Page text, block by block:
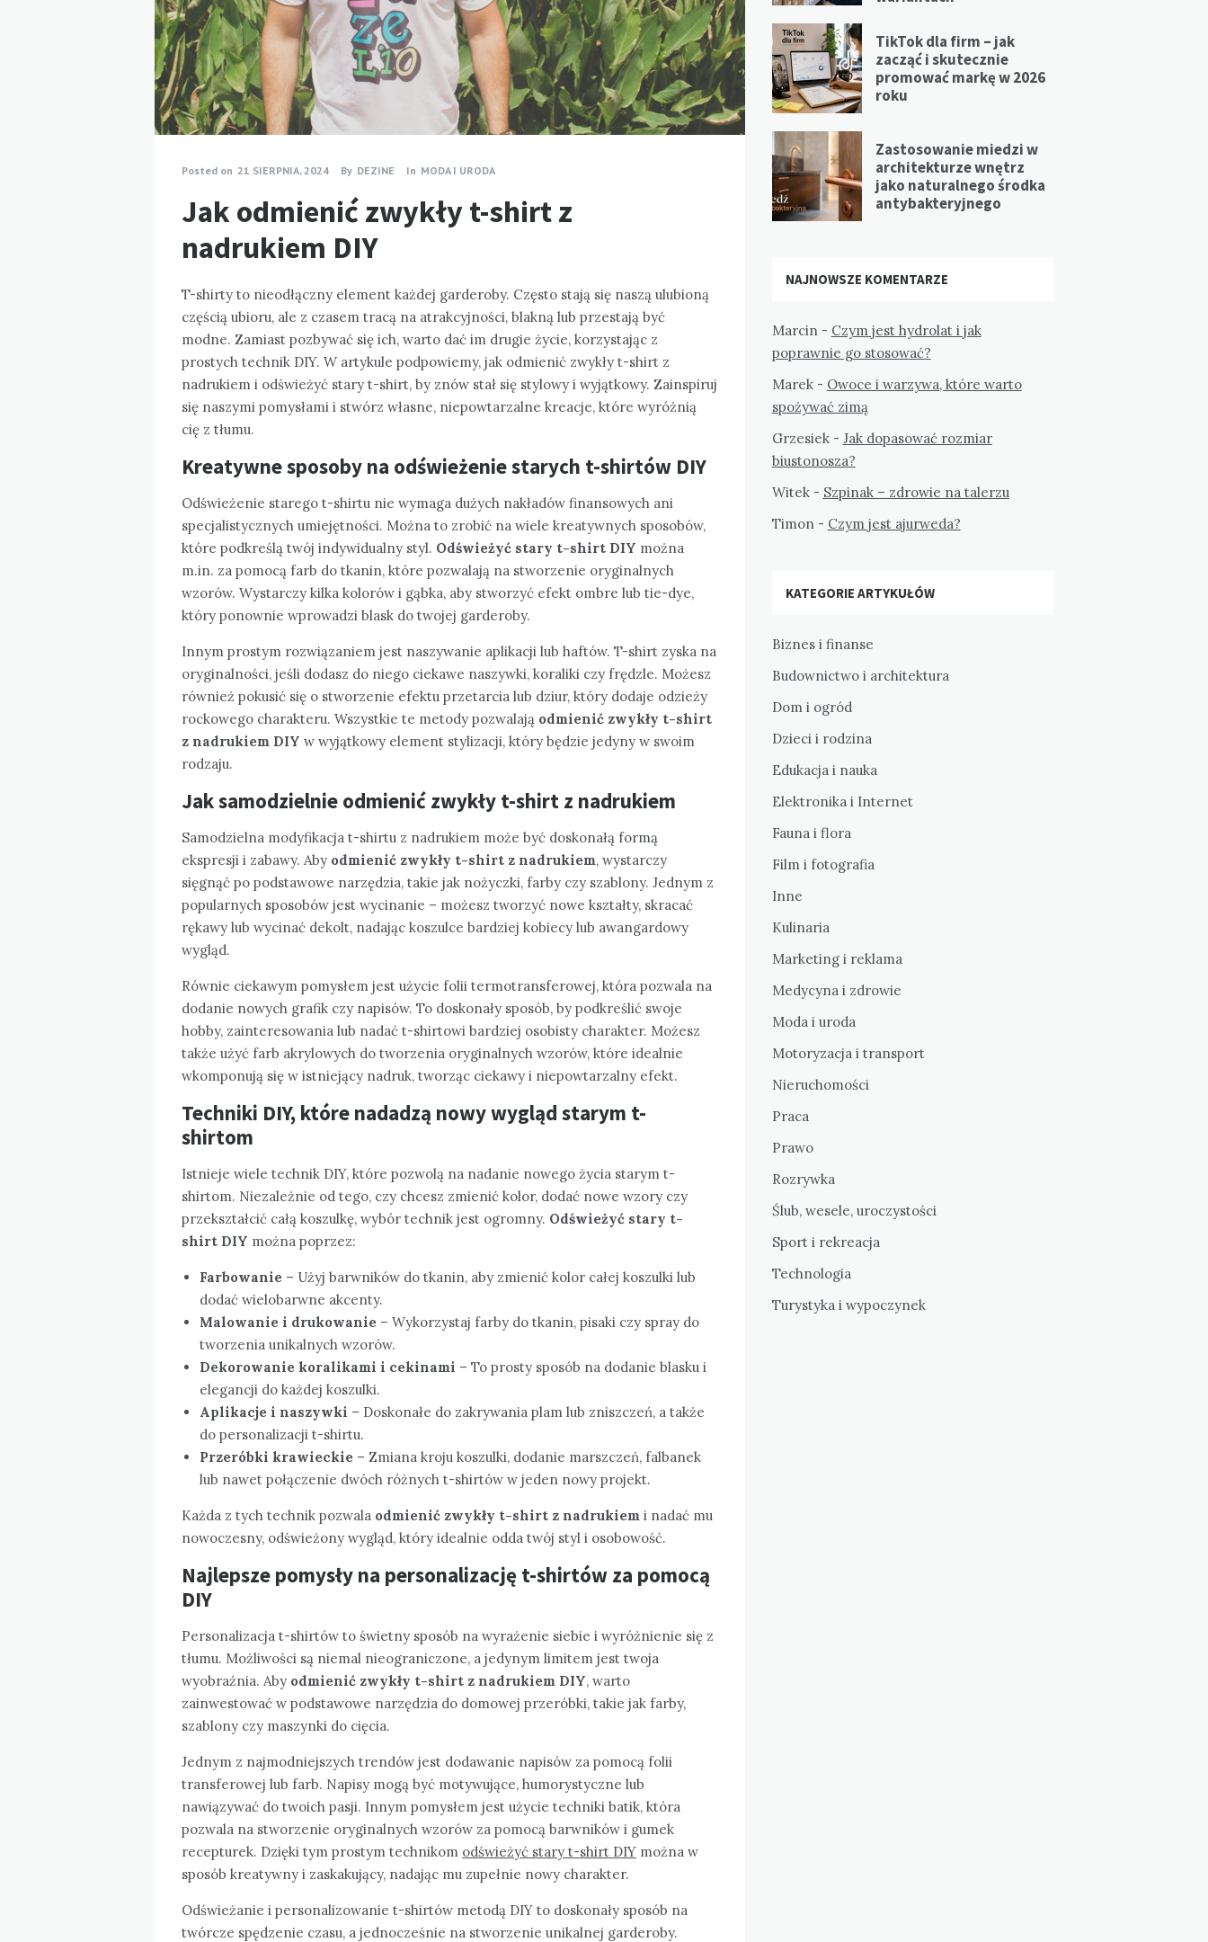
Posted on 21 SIERPNIA, 2024 By DEZINE In MODA I URODA
Jak odmienić zwykły t-shirt z
nadrukiem DIY
T-shirty to nieodłączny element każdej garderoby. Często stają się naszą ulubioną
częścią ubioru, ale z czasem tracą na atrakcyjności, blakną lub przestają być
modne. Zamiast pozbywać się ich, warto dać im drugie życie, korzystając z
prostych technik DIY. W artykule podpowiemy, jak odmienić zwykły t-shirt z
nadrukiem i odświeżyć stary t-shirt, by znów stał się stylowy i wyjątkowy. Zainspiruj
się naszymi pomysłami i stwórz własne, niepowtarzalne kreacje, które wyróżnią
cię z tłumu.
Kreatywne sposoby na odświeżenie starych t-shirtów DIY
Odświeżenie starego t-shirtu nie wymaga dużych nakładów finansowych ani
specjalistycznych umiejętności. Można to zrobić na wiele kreatywnych sposobów,
które podkreślą twój indywidualny styl. Odświeżyć stary t-shirt DIY można
m.in. za pomocą farb do tkanin, które pozwalają na stworzenie oryginalnych
wzorów. Wystarczy kilka kolorów i gąbka, aby stworzyć efekt ombre lub tie-dye,
który ponownie wprowadzi blask do twojej garderoby.
Innym prostym rozwiązaniem jest naszywanie aplikacji lub haftów. T-shirt zyska na
oryginalności, jeśli dodasz do niego ciekawe naszywki, koraliki czy frędzle. Możesz
również pokusić się o stworzenie efektu przetarcia lub dziur, który dodaje odzieży
rockowego charakteru. Wszystkie te metody pozwalają odmienić zwykły t-shirt
z nadrukiem DIY w wyjątkowy element stylizacji, który będzie jedyny w swoim
rodzaju.
Jak samodzielnie odmienić zwykły t-shirt z nadrukiem
Samodzielna modyfikacja t-shirtu z nadrukiem może być doskonałą formą
ekspresji i zabawy. Aby odmienić zwykły t-shirt z nadrukiem, wystarczy
sięgnąć po podstawowe narzędzia, takie jak nożyczki, farby czy szablony. Jednym z
popularnych sposobów jest wycinanie – możesz tworzyć nowe kształty, skracać
rękawy lub wycinać dekolt, nadając koszulce bardziej kobiecy lub awangardowy
wygląd.
Równie ciekawym pomysłem jest użycie folii termotransferowej, która pozwala na
dodanie nowych grafik czy napisów. To doskonały sposób, by podkreślić swoje
hobby, zainteresowania lub nadać t-shirtowi bardziej osobisty charakter. Możesz
także użyć farb akrylowych do tworzenia oryginalnych wzorów, które idealnie
wkomponują się w istniejący nadruk, tworząc ciekawy i niepowtarzalny efekt.
Techniki DIY, które nadadzą nowy wygląd starym t-
shirtom
Istnieje wiele technik DIY, które pozwolą na nadanie nowego życia starym t-
shirtom. Niezależnie od tego, czy chcesz zmienić kolor, dodać nowe wzory czy
przekształcić całą koszulkę, wybór technik jest ogromny. Odświeżyć stary t-
shirt DIY można poprzez:
Farbowanie – Użyj barwników do tkanin, aby zmienić kolor całej koszulki lub
dodać wielobarwne akcenty.
Malowanie i drukowanie – Wykorzystaj farby do tkanin, pisaki czy spray do
tworzenia unikalnych wzorów.
Dekorowanie koralikami i cekinami – To prosty sposób na dodanie blasku i
elegancji do każdej koszulki.
Aplikacje i naszywki – Doskonałe do zakrywania plam lub zniszczeń, a także
do personalizacji t-shirtu.
Przeróbki krawieckie – Zmiana kroju koszulki, dodanie marszczeń, falbanek
lub nawet połączenie dwóch różnych t-shirtów w jeden nowy projekt.
Każda z tych technik pozwala odmienić zwykły t-shirt z nadrukiem i nadać mu
nowoczesny, odświeżony wygląd, który idealnie odda twój styl i osobowość.
Najlepsze pomysły na personalizację t-shirtów za pomocą
DIY
Personalizacja t-shirtów to świetny sposób na wyrażenie siebie i wyróżnienie się z
tłumu. Możliwości są niemal nieograniczone, a jedynym limitem jest twoja
wyobraźnia. Aby odmienić zwykły t-shirt z nadrukiem DIY, warto
zainwestować w podstawowe narzędzia do domowej przeróbki, takie jak farby,
szablony czy maszynki do cięcia.
Jednym z najmodniejszych trendów jest dodawanie napisów za pomocą folii
transferowej lub farb. Napisy mogą być motywujące, humorystyczne lub
nawiązywać do twoich pasji. Innym pomysłem jest użycie techniki batik, która
pozwala na stworzenie oryginalnych wzorów za pomocą barwników i gumek
recepturek. Dzięki tym prostym technikom odświeżyć stary t-shirt DIY można w
sposób kreatywny i zaskakujący, nadając mu zupełnie nowy charakter.
Odświeżanie i personalizowanie t-shirtów metodą DIY to doskonały sposób na
twórcze spędzenie czasu, a jednocześnie na stworzenie unikalnej garderoby.
TikTok dla firm – jak
zacząć i skutecznie
promować markę w 2026
roku
Zastosowanie miedzi w
architekturze wnętrz
jako naturalnego środka
antybakteryjnego
NAJNOWSZE KOMENTARZE
Marcin- Czym jest hydrolat i jak
poprawnie go stosować?
Marek- Owoce i warzywa, które warto
spożywać zimą
Grzesiek- Jak dopasować rozmiar
biustonosza?
Witek- Szpinak – zdrowie na talerzu
Timon- Czym jest ajurweda?
KATEGORIE ARTYKUŁÓW
Biznes i finanse
Budownictwo i architektura
Dom i ogród
Dzieci i rodzina
Edukacja i nauka
Elektronika i Internet
Fauna i flora
Film i fotografia
Inne
Kulinaria
Marketing i reklama
Medycyna i zdrowie
Moda i uroda
Motoryzacja i transport
Nieruchomości
Praca
Prawo
Rozrywka
Ślub, wesele, uroczystości
Sport i rekreacja
Technologia
Turystyka i wypoczynek